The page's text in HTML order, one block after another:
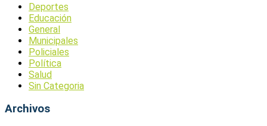
Deportes
Educación
General
Municipales
Policiales
Política
Salud
Sin Categoria
Archivos